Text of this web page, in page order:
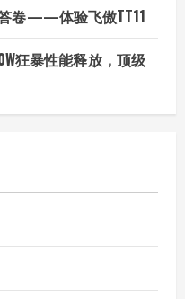
卷——体验飞傲TT11
狂暴性能释放，顶级